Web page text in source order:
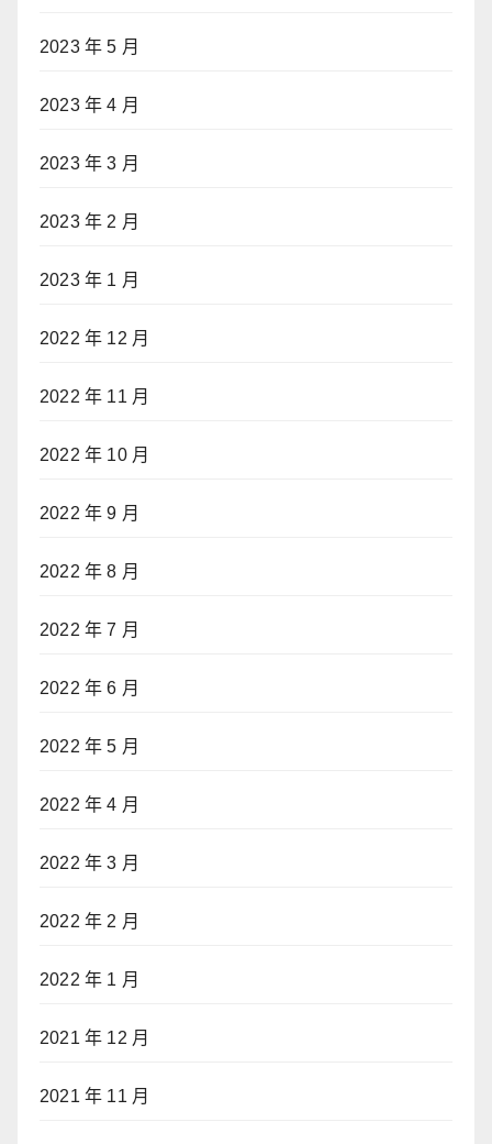
2023 年 5 月
2023 年 4 月
2023 年 3 月
2023 年 2 月
2023 年 1 月
2022 年 12 月
2022 年 11 月
2022 年 10 月
2022 年 9 月
2022 年 8 月
2022 年 7 月
2022 年 6 月
2022 年 5 月
2022 年 4 月
2022 年 3 月
2022 年 2 月
2022 年 1 月
2021 年 12 月
2021 年 11 月